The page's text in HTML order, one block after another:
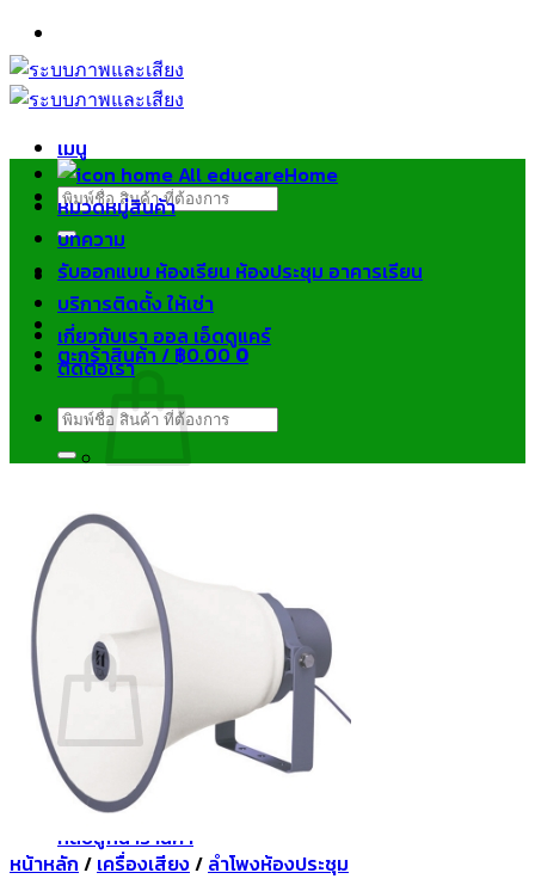
ข้าม
ไป
ยัง
เมนู
ค้นหา:
ตะกร้าสินค้า /฿0.000
กลับสู่หน้าร้านค้า
ตะกร้าสินค้า
ไม่มีสินค้าในตะกร้า
กลับสู่หน้าร้านค้า
Home
หมวดหมู่สินค้า
บทความ
รับออกแบบ ห้องเรียน ห้องประชุม อาคารเรียน
บริการติดตั้ง ให้เช่า
เกี่ยวกับเรา ออล เอ็ดดูแคร์
ติดต่อเรา
ค้นหา:
หน้าหลัก / เครื่องเสียง/ ลำโพงห้องประชุม